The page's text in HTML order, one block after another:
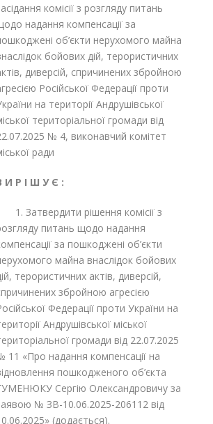
комісії з розгляду питань
надання компенсації за
об’єкти нерухомого майна
бойових дій, терористичних
диверсій, спричинених збройною
Російської Федерації проти
на території Андрушівської
територіальної громади від
№ 4, виконавчий комітет
ради
И Р І Ш У Є :
1. Затвердити рішення комісії з
питань щодо надання
за пошкоджені об’єкти
майна внаслідок бойових
терористичних актів, диверсій,
збройною агресією
Федерації проти України на
Андрушівської міської
громади від 22.07.2025
11 «Про надання компенсації на
пошкодженого об’єкта
Сергію Олександровичу за
№ ЗВ-10.06.2025-206112 від
(додається).